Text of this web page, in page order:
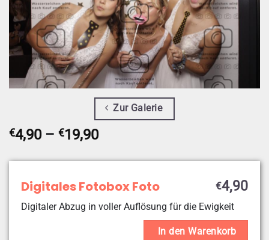
Zur Galerie
€4,90 – €19,90Preisspanne:
bis
Digitales Fotobox Foto €4,90
Digitaler Abzug in voller Auflösung für die Ewigkeit
In den Warenkorb